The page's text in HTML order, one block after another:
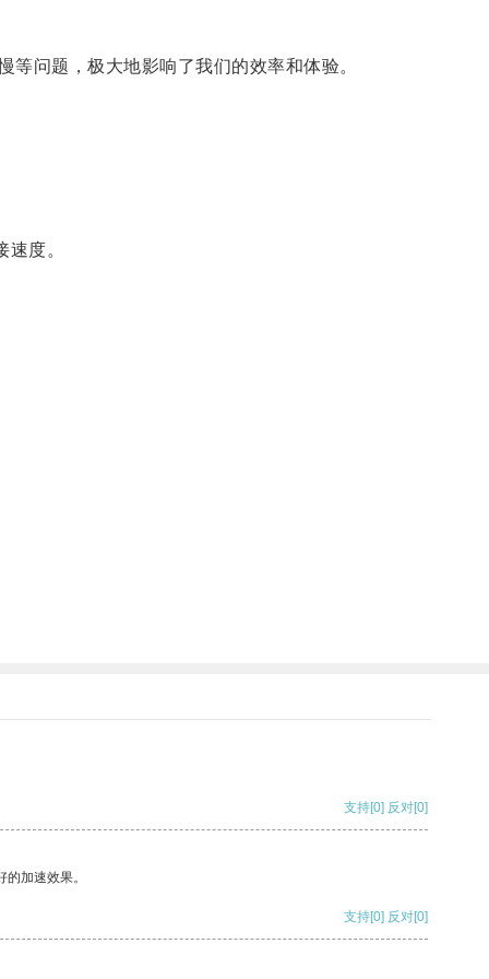
问题，极大地影响了我们的效率和体验。
度。
支持[0] 反对[0]
加速效果。
支持[0] 反对[0]